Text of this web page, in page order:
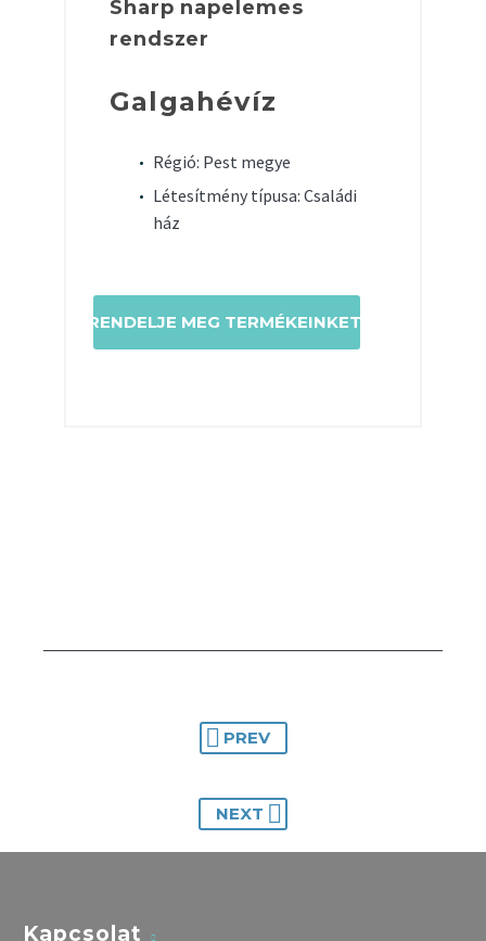
Sharp napelemes
rendszer
Galgahévíz
Régió: Pest megye
Létesítmény típusa: Családi
ház
RENDELJE MEG TERMÉKEINKET!
PREV
NEXT
Kapcsolat